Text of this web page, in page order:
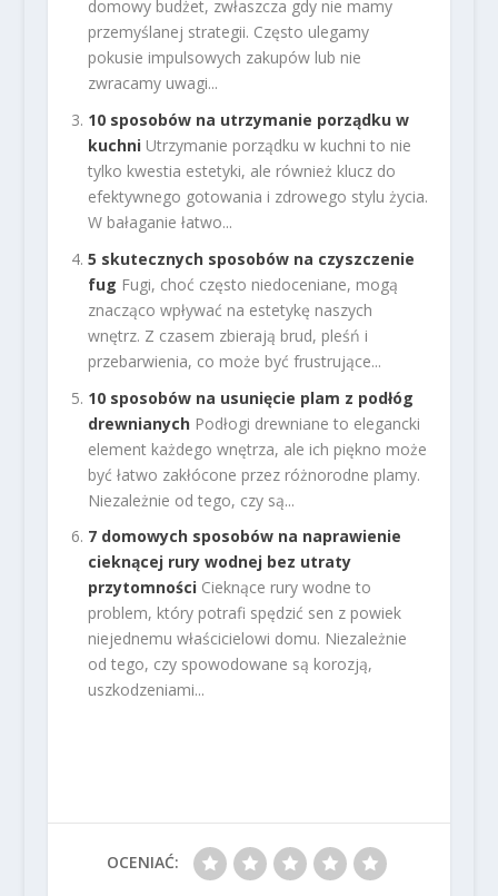
domowy budżet, zwłaszcza gdy nie mamy
przemyślanej strategii. Często ulegamy
pokusie impulsowych zakupów lub nie
zwracamy uwagi...
10 sposobów na utrzymanie porządku w
kuchni Utrzymanie porządku w kuchni to nie
tylko kwestia estetyki, ale również klucz do
efektywnego gotowania i zdrowego stylu życia.
W bałaganie łatwo...
5 skutecznych sposobów na czyszczenie
fug Fugi, choć często niedoceniane, mogą
znacząco wpływać na estetykę naszych
wnętrz. Z czasem zbierają brud, pleśń i
przebarwienia, co może być frustrujące...
10 sposobów na usunięcie plam z podłóg
drewnianych Podłogi drewniane to elegancki
element każdego wnętrza, ale ich piękno może
być łatwo zakłócone przez różnorodne plamy.
Niezależnie od tego, czy są...
7 domowych sposobów na naprawienie
cieknącej rury wodnej bez utraty
przytomności Cieknące rury wodne to
problem, który potrafi spędzić sen z powiek
niejednemu właścicielowi domu. Niezależnie
od tego, czy spowodowane są korozją,
uszkodzeniami...
OCENIAĆ: